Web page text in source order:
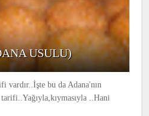
USULU)
bu da Adana'nın
..Hani